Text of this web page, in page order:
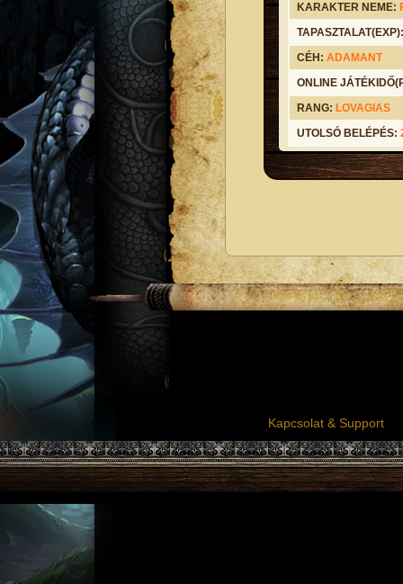
KARAKTER NEME:
CÉH: ADAMANT
ONLINE
RANG: LOVAGIAS
UTOLSÓ BELÉPÉS:
Kapcsolat & Support